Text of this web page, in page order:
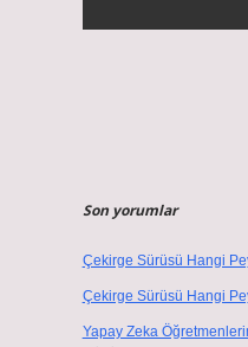
Son yorumlar
Çekirge Sürüsü Hangi
Çekirge Sürüsü Hangi
Yapay Zeka